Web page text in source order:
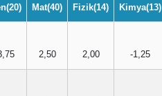
Mat(40) Fizik(14) Kimya(13)
2,50 2,00 -1,25